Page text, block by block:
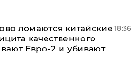
ломаются китайские
качественного
Евро-2 и убивают
18:36